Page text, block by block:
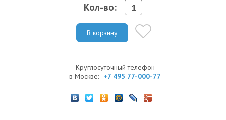
Кол-во:
В корзину
Круглосуточный телефон
в Москве: +7 495 77-000-77